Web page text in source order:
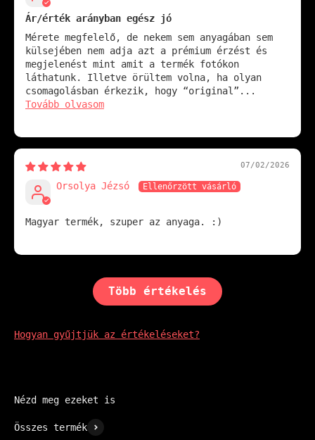
Ár/érték arányban egész jó
Mérete megfelelő, de nekem sem anyagában sem
külsejében nem adja azt a prémium érzést és
megjelenést mint amit a termék fotókon
láthatunk. Illetve örültem volna, ha olyan
csomagolásban érkezik, hogy “original”...
Tovább olvasom
07/02/2026
Orsolya Jézsó
Magyar termék, szuper az anyaga. :)
Több értékelés
Hogyan gyűjtjük az értékeléseket?
Összes termék